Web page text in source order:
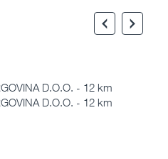
D.O.O. - 12 km
D.O.O. - 12 km